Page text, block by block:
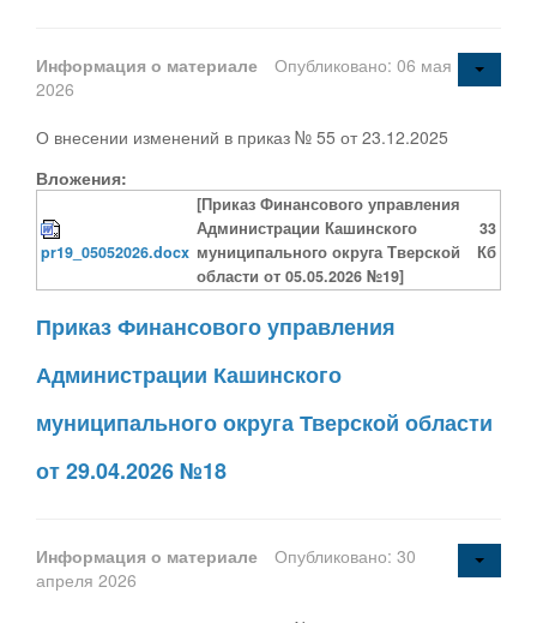
Информация о материале
Опубликовано: 06 мая
2026
О внесении изменений в приказ № 55 от 23.12.2025
Вложения:
pr19_05052026.docx
[Приказ Финансового управления
Администрации Кашинского
муниципального округа Тверской
области от 05.05.2026 №19]
33
Кб
Приказ Финансового управления
Администрации Кашинского
муниципального округа Тверской области
от 29.04.2026 №18
Информация о материале
Опубликовано: 30
апреля 2026